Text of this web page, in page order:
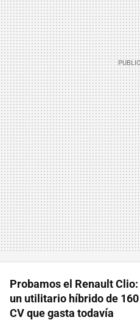
Probamos el Renault Clio:
un utilitario híbrido de 160
CV que gasta todavía